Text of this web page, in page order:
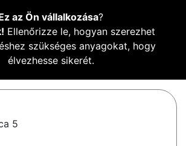
az Ön vállalkozása?
Ellenőrizze le, hogyan szerezhet
szükséges anyagokat, hogy
élvezhesse sikerét.
5